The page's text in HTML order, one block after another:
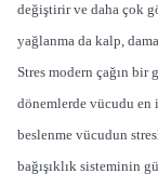
değiştirir ve daha çok
yağlanma da kalp,
Stres modern çağın bir
dönemlerde vücudu
beslenme vücudun
bağışıklık sisteminin